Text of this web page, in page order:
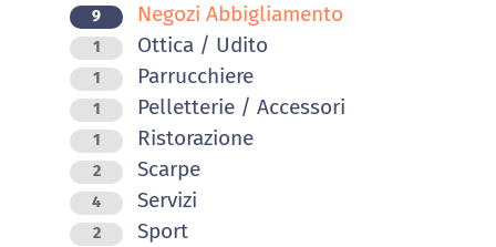
9 Negozi Abbigliamento
1 Ottica / Udito
1 Parrucchiere
1 Pelletterie / Accessori
1 Ristorazione
2 Scarpe
4 Servizi
2 Sport